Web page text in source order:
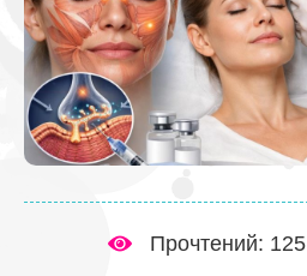
Прочтений: 125